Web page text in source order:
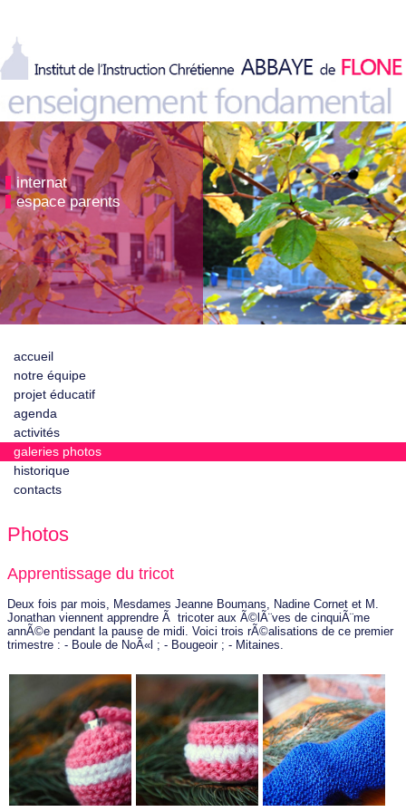
internat
espace parents
accueil
notre équipe
projet éducatif
agenda
activités
galeries photos
historique
contacts
Photos
Apprentissage du tricot
Deux fois par mois, Mesdames Jeanne Boumans, Nadine Cornet et M.
Jonathan viennent apprendre Ã tricoter aux Ã©lÃ¨ves de cinquiÃ¨me
annÃ©e pendant la pause de midi. Voici trois rÃ©alisations de ce premier
trimestre : - Boule de NoÃ«l ; - Bougeoir ; - Mitaines.